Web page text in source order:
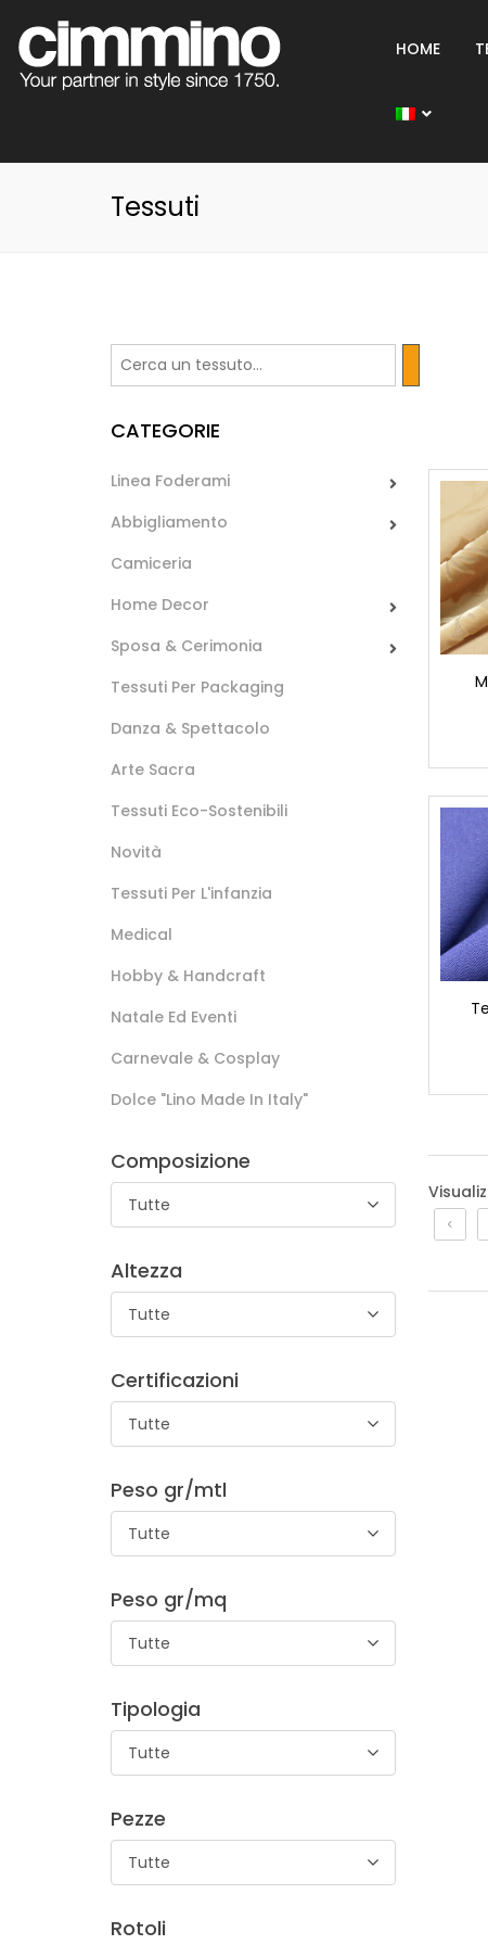
HOME
Tessuti
CATEGORIE
Linea Foderami
Abbigliamento
Camiceria
Home Decor
Sposa & Cerimonia
Tessuti Per Packaging
Danza & Spettacolo
Arte Sacra
Tessuti Eco-Sostenibili
Novità
Tessuti Per L'infanzia
Medical
Hobby & Handcraft
Natale Ed Eventi
Carnevale & Cosplay
Dolce "lino Made In Italy"
Composizione
Tutte
Altezza
Tutte
Certificazioni
Tutte
Peso gr/mtl
Tutte
Peso gr/mq
Tutte
Tipologia
Tutte
Pezze
Tutte
Rotoli